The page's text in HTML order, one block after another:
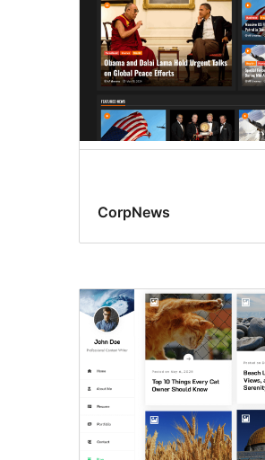
CorpNews